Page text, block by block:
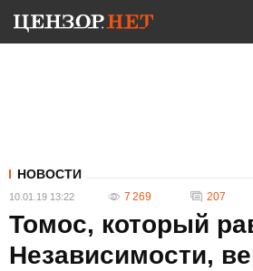
НОВОСТИ
10.01.19 13:22 7 269 207
Томос, который
Независимости,